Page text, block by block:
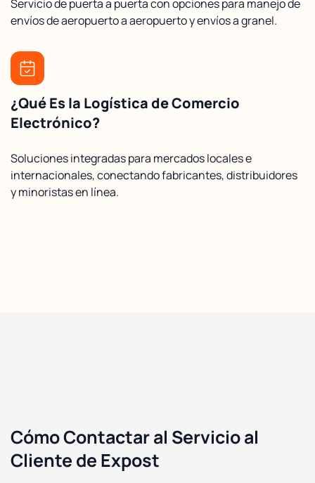
Servicio de puerta a puerta con opciones para manejo de
envíos de aeropuerto a aeropuerto y envíos a granel.
¿Qué Es la Logística de Comercio
Electrónico?
Soluciones integradas para mercados locales e
internacionales, conectando fabricantes, distribuidores
y minoristas en línea.
Cómo Contactar al Servicio al
Cliente de Expost